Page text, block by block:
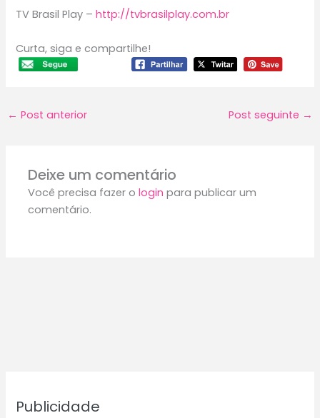
Publicidade
TV Brasil Play –http://tvbrasilplay.com.br
Curta, siga e compartilhe!
← Post anterior Post seguinte →
Deixe um comentário
Você precisa fazer ologin para publicar um
comentário.